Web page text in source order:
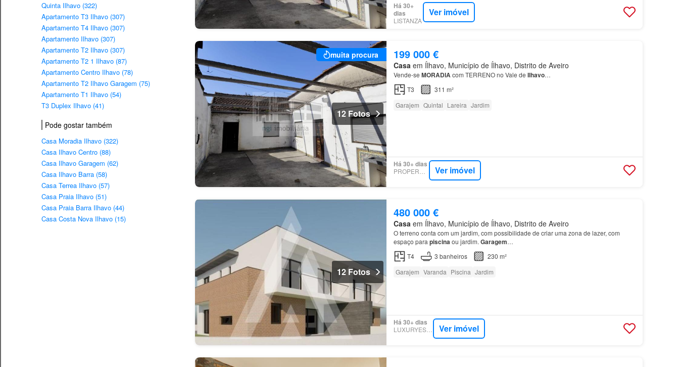
Quinta Ilhavo (322)
Apartamento T3 Ilhavo (307)
Apartamento T4 Ilhavo (307)
Apartamento Ilhavo (307)
Apartamento T2 Ilhavo (307)
Apartamento T2 1 Ilhavo (87)
Apartamento Centro Ilhavo (78)
Apartamento T2 Ilhavo Garagem (75)
Apartamento T1 Ilhavo (54)
T3 Duplex Ilhavo (41)
Pode gostar também
Casa Moradia Ilhavo (322)
Casa Ilhavo Centro (88)
Casa Ilhavo Garagem (62)
Casa Ilhavo Barra (58)
Casa Terrea Ilhavo (57)
Casa Praia Ilhavo (51)
Casa Praia Barra Ilhavo (44)
Casa Costa Nova Ilhavo (15)
Há 30+
dias
LISTANZA
Ver imóvel
muita procura
12 Fotos
199 000 €
Casa em Ílhavo, Município de Ílhavo, Distrito de Aveiro
Vende-se MORADIAcom TERRENO no Vale de Ilhavo…
T3
311 m²
Garajem Quintal Lareira Jardim
Há 30+ dias
PROPERSTAR Ver imóvel
12 Fotos
480 000 €
Casa em Ílhavo, Município de Ílhavo, Distrito de Aveiro
O terreno conta com um jardim, com possibilidade de criar uma zona de lazer, com
espaço para piscinaou jardim. Garagem…
T4
3 banheiros
230 m²
Garajem Varanda Piscina Jardim
Há 30+ dias
LUXURYESTATE Ver imóvel